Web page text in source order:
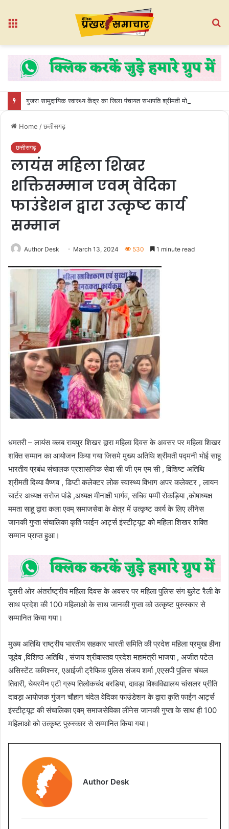
Home /छत्तीसगढ़
छत्तीसगढ़
लायंस महिला शिखर
शक्तिसम्मान एवम् वेदिका
फाउंडेशन द्वारा उत्कृष्ट कार्य
सम्मान
Author Desk March 13, 2024 530 1 minute read
धमतरी – लायंस क्लब रायपुर शिखर द्वारा महिला दिवस के अवसर पर महिला शिखर
शक्ति सम्मान का आयोजन किया गया जिसमे मुख्य अतिथि श्रीमती पद्मनी भोई साहू
भारतीय प्रबंध संचालक प्रशासनिक सेवा सी जी एम एम सी , विशिष्ट अतिथि
श्रीमती दिव्या वैष्णव , डिप्टी कलेक्टर लोक स्वास्थ्य विभाग अपर कलेक्टर , लायन
चार्टर अध्यक्ष सरोज पांडे ,अध्यक्ष मीनाक्षी भार्गव, सचिव पम्मी रोकड़िया ,कोषाध्यक्ष
ममता साहू द्वारा कला एवम् समाजसेवा के क्षेत्र में उत्कृष्ट कार्य के लिए लीनेस
जानकी गुप्ता संचालिका कृति फाईन आर्ट्स इंस्टीट्यूट को महिला शिखर शक्ति
सम्मान प्राप्त हुआ।
दूसरी ओर अंतर्राष्ट्रीय महिला दिवस के अवसर पर महिला पुलिस संग बुलेट रैली के
साथ प्रदेश की 100 महिलाओ के साथ जानकी गुप्ता को उत्कृष्ट पुरुस्कार से
सम्मानित किया गया।
मुख्य अतिथि राष्ट्रीय भारतीय सहकार भारती समिति की प्रदेश महिला प्रमुख हीना
जूदेव ,विशिष्ठ अतिथि , संजय श्रीवास्तव प्रदेश महामंत्री भाजपा , अजीत पटेल
असिस्टेंट कमिश्नर, एआईजी ट्रैफिक पुलिस संजय शर्मा ,एएसपी पुलिस चंचल
तिवारी, चेयरमैन एटी ग्रुप तिलोकचंद बरडिया, दावड़ा विश्वविद्यालय चांसलर प्रीति
दावड़ा आयोजक गुंजन चौहान चंदेल वेदिका फाउंडेशन के द्वारा कृति फाईन आर्ट्स
इंस्टीट्यूट की संचालिका एवम् समाजसेविका लींनेस जानकी गुप्ता के साथ ही 100
महिलाओ को उत्कृष्ट पुरुस्कार से सम्मानित किया गया।
Author Desk